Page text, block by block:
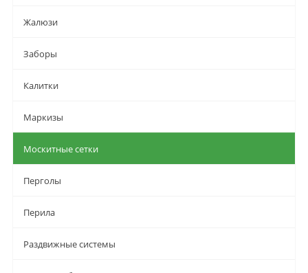
Жалюзи
Заборы
Калитки
Маркизы
Москитные сетки
Перголы
Перила
Раздвижные системы